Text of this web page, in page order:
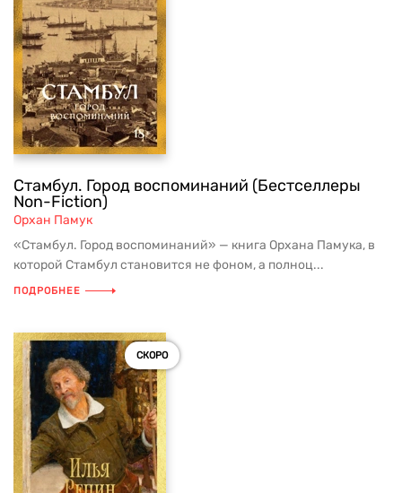
Стамбул. Город воспоминаний (Бестселлеры
Non-Fiction)
Орхан Памук
«Стамбул. Город воспоминаний» — книга Орхана Памука, в
которой Стамбул становится не фоном, а полноц...
ПОДРОБНЕЕ
СКОРО